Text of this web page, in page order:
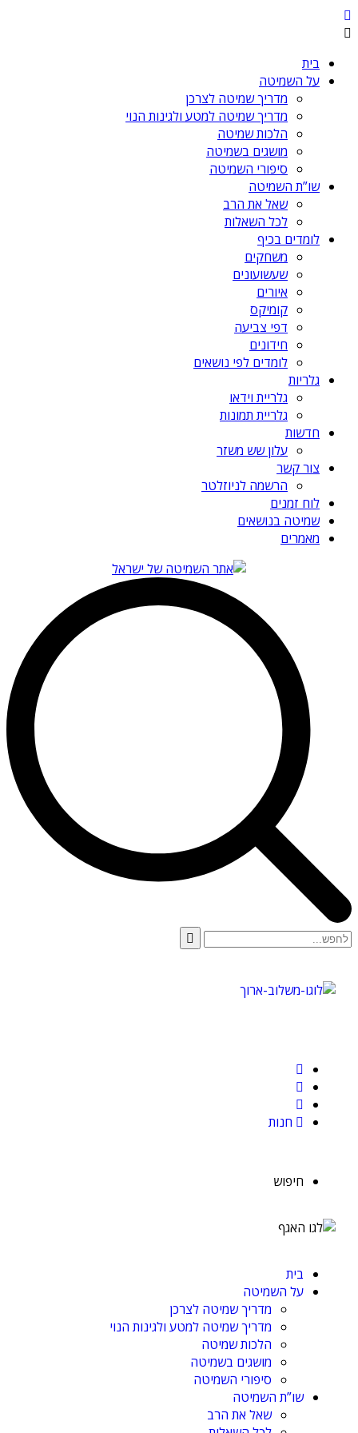
בית
על השמיטה
מדריך שמיטה לצרכן
מדריך שמיטה למטע ולגינות הנוי
הלכות שמיטה
מושגים בשמיטה
סיפורי השמיטה
שו”ת השמיטה
שאל את הרב
לכל השאלות
לומדים בכיף
משחקים
שעשועונים
איורים
קומיקס
דפי צביעה
חידונים
לומדים לפי נושאים
גלריות
גלריית וידאו
גלריית תמונות
חדשות
עלון שש משזר
צור קשר
הרשמה לניוזלטר
לוח זמנים
שמיטה בנושאים
מאמרים
חנות
חיפוש
בית
על השמיטה
מדריך שמיטה לצרכן
מדריך שמיטה למטע ולגינות הנוי
הלכות שמיטה
מושגים בשמיטה
סיפורי השמיטה
שו”ת השמיטה
שאל את הרב